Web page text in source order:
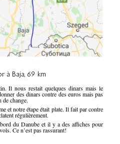
à Baja, 69 km
Il nous restait quelques dinars mais le
des dinars contre des euros mais pas
de change.
et notre étape était plate. Il fait par contre
régulièrement.
du Danube et il y a des affiches pour
Ce n’est pas rassurant!